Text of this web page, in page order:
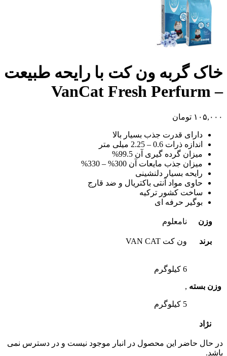
خاک گربه ون کت با رایحه طبیعت
– VanCat Fresh Perfurm
۱۰۵,۰۰۰ تومان
دارای قدرت جذب بسیار بالا
اندازه ذرات 0.6 – 2.25 میلی متر
میزان گرده گیری آن 99.5%
میزان جذب مایعات آن 300% – 330%
رایحه بسیار دلنشینی
حاوی مواد آنتی باکتریال و ضد قارج
ساخت کشور ترکیه
بوگیر حرفه ای
وزن نامعلوم
برند ون کت VAN CAT
وزن بسته
6 کیلوگرم
,
5 کیلوگرم
نژاد
در حال حاضر این محصول در انبار موجود نیست و در دسترس نمی
باشد.